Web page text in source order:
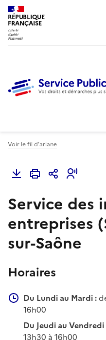
RÉPUBLIQUE
FRANÇAISE
Voir le fil d'ariane
Service des
entreprises
sur-Saône
Horaires
Du Lundi au Mardi :
16h00
Du Jeudi au Vendredi
13h30 à 16h00